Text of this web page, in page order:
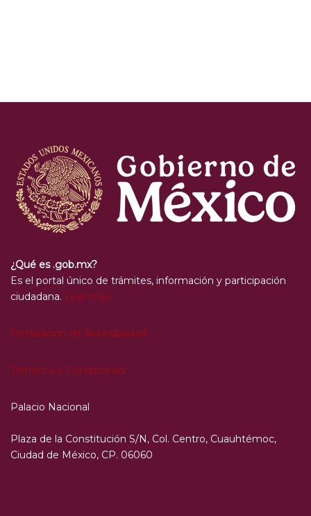
¿Qué es .gob.mx?
Es el portal único de trámites, información y participación
ciudadana. Leer más
Declaración de Accesibilidad
Términos y Condiciones
Palacio Nacional
Plaza de la Constitución S/N, Col. Centro, Cuauhtémoc,
Ciudad de México, CP. 06060